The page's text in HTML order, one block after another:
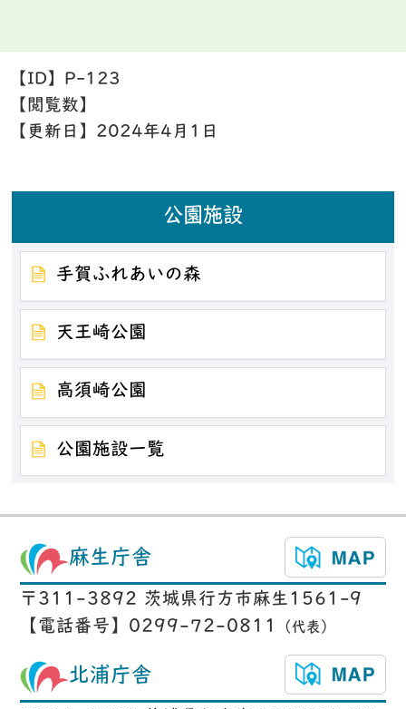
【ID】 P-123
【閲覧数】
【更新日】 2024年4月1日
公園施設
手賀ふれあいの森
天王崎公園
高須崎公園
公園施設一覧
麻生庁舎
〒311-3892 茨城県行方市麻生1561-9
【電話番号】0299-72-0811
（代表）
北浦庁舎